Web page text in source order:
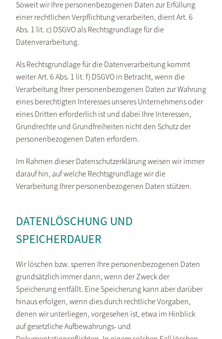
Soweit wir Ihre personenbezogenen Daten zur Erfüllung
einer rechtlichen Verpflichtung verarbeiten, dient Art. 6
Abs. 1 lit. c) DSGVO als Rechtsgrundlage für die
Datenverarbeitung.
Als Rechtsgrundlage für die Datenverarbeitung kommt
weiter Art. 6 Abs. 1 lit. f) DSGVO in Betracht, wenn die
Verarbeitung Ihrer personenbezogenen Daten zur Wahrung
eines berechtigten Interesses unseres Unternehmens oder
eines Dritten erforderlich ist und dabei Ihre Interessen,
Grundrechte und Grundfreiheiten nicht den Schutz der
personenbezogenen Daten erfordern.
Im Rahmen dieser Datenschutzerklärung weisen wir immer
darauf hin, auf welche Rechtsgrundlage wir die
Verarbeitung Ihrer personenbezogenen Daten stützen.
DATENLÖSCHUNG UND
SPEICHERDAUER
Wir löschen bzw. sperren Ihre personenbezogenen Daten
grundsätzlich immer dann, wenn der Zweck der
Speicherung entfällt. Eine Speicherung kann aber darüber
hinaus erfolgen, wenn dies durch rechtliche Vorgaben,
denen wir unterliegen, vorgesehen ist, etwa im Hinblick
auf gesetzliche Aufbewahrungs- und